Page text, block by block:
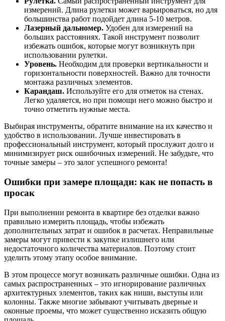
измерений. Длина рулетки может варьироваться, но для
большинства работ подойдет длина 5-10 метров.
Лазерный дальномер. Удобен для измерений на
больших расстояниях. Такой инструмент позволит
избежать ошибок, которые могут возникнуть при
использовании рулетки.
Уровень. Необходим для проверки вертикальности и
горизонтальности поверхностей. Важно для точности
монтажа различных элементов.
Карандаш. Используйте его для отметок на стенах.
Легко удаляется, но при помощи него можно быстро и
точно отметить нужные места.
Выбирая инструменты, обратите внимание на их качество и
удобство в использовании. Лучше инвестировать в
профессиональный инструмент, который прослужит долго и
минимизирует риск ошибочных измерений. Не забудьте, что
точные замеры – это залог успешного ремонта!
Ошибки при замере площади: как не попасть в
просак
При выполнении ремонта в квартире без отделки важно
правильно измерить площадь, чтобы избежать
дополнительных затрат и ошибок в расчетах. Неправильные
замеры могут привести к закупке излишнего или
недостаточного количества материалов. Поэтому стоит
уделить этому этапу особое внимание.
В этом процессе могут возникать различные ошибки. Одна из
самых распространенных – это игнорирование различных
архитектурных элементов, таких как ниши, выступы или
колонны. Также многие забывают учитывать дверные и
оконные проемы, что может существенно исказить общую